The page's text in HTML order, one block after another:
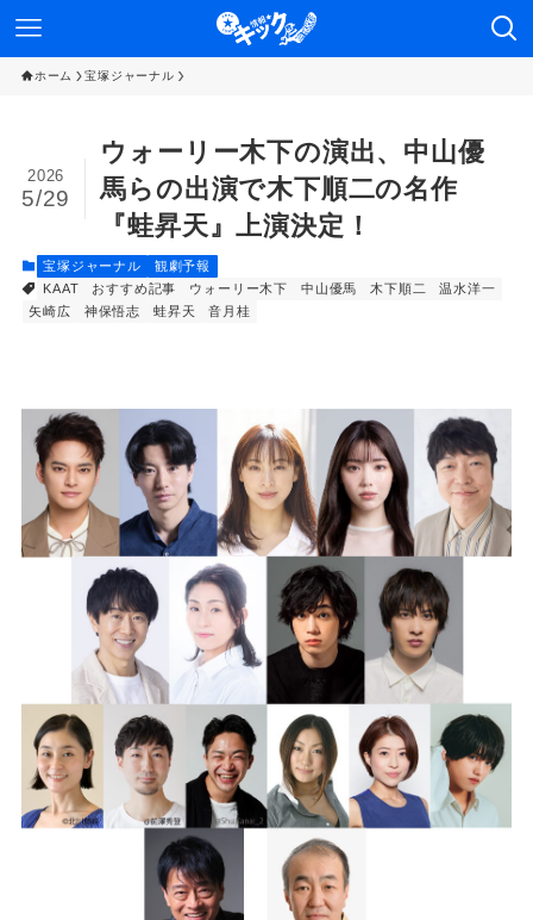
ホーム 宝塚ジャーナル
ウォーリー木下の演出、中山優
馬らの出演で木下順二の名作
『蛙昇天』上演決定！
2026
5/29
宝塚ジャーナル
観劇予報
KAAT
おすすめ記事 ウォーリー木下 中山優馬 木下順二
温水洋一
矢崎広
神保悟志 蛙昇天 音月桂